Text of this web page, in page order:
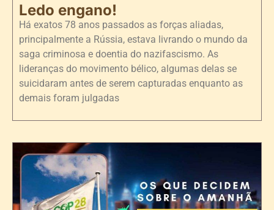
Ledo engano!
Há exatos 78 anos passados as forças aliadas,
principalmente a Rússia, estava livrando o mundo da
saga criminosa e doentia do nazifascismo. As
lideranças do movimento bélico, algumas delas se
suicidaram antes de serem capturadas enquanto as
demais foram julgadas